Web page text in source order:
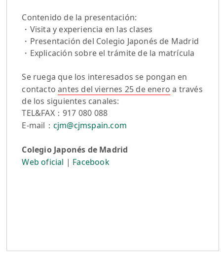
Contenido de la presentación:
・Visita y experiencia en las clases
・Presentación del Colegio Japonés de Madrid
・Explicación sobre el trámite de la matrícula
Se ruega que los interesados se pongan en
contactoantes del viernes 25 de enero a través
de los siguientes canales:
TEL&FAX：917 080 088
E-mail： cjm@cjmspain.com
Colegio Japonés de Madrid
Web oficial | Facebook